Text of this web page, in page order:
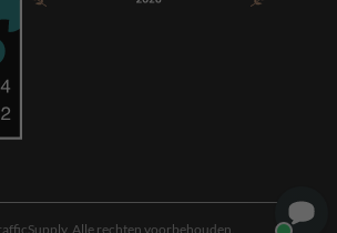
Alle rechten voorbehouden.